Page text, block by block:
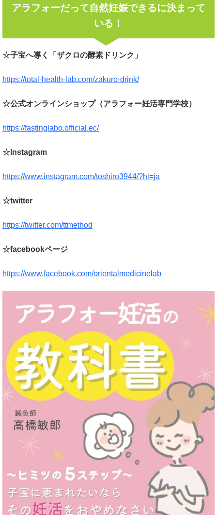
アラフォーだって自然妊娠できるに決まって
いる！
☆子宝へ導く「ザクロの酵素ドリンク」
https://total-health-lab.com/zakuro-drink/
☆公式オンラインショップ（アラフォー妊活専門学校）
https://fastinglabo.official.ec/
☆Instagram
https://www.instagram.com/toshiro3944/?hl=ja
☆twitter
https://twitter.com/ttmethod
☆facebookページ
https://www.facebook.com/orientalmedicinelab